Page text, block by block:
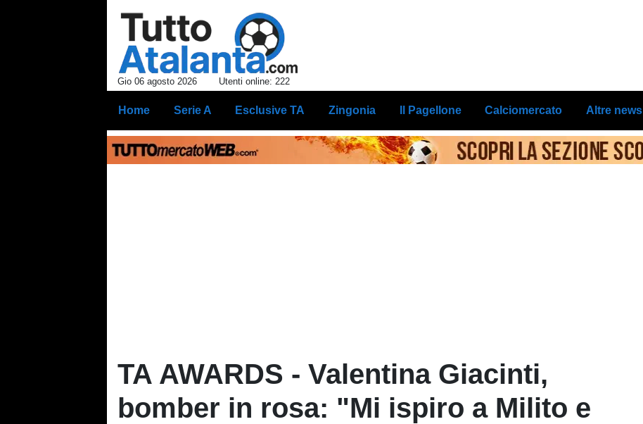
Gio 06 agosto 2026 Utenti online: 222
Home Serie A Esclusive TA Zingonia Il Pagellone Calciomercato Altre news
TA AWARDS - Valentina Giacinti,
bomber in rosa: "Mi ispiro a Milito e